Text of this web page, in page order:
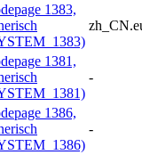
1383,
1381,
-
1386,
-